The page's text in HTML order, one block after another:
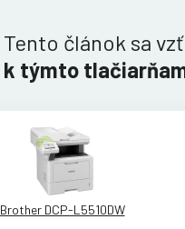
Tento článok sa
k týmto
Brother DCP-L5510DW